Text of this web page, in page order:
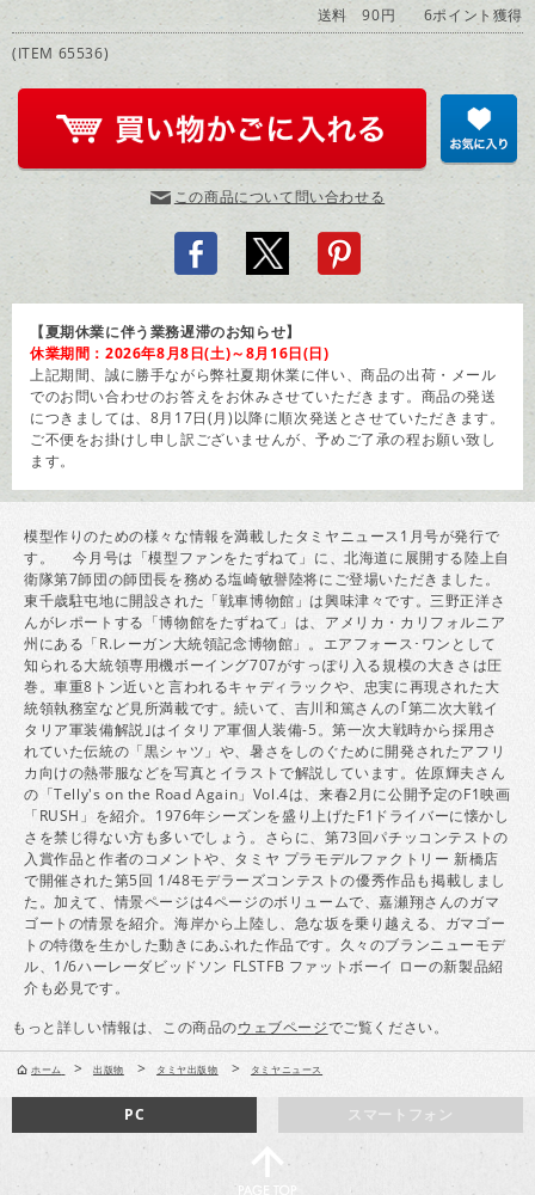
送料 90円
6ポイント獲得
(ITEM 65536)
この商品について問い合わせる
【夏期休業に伴う業務遅滞のお知らせ】
休業期間：2026年8月8日(土)～8月16日(日)
上記期間、誠に勝手ながら弊社夏期休業に伴い、商品の出荷・メール
でのお問い合わせのお答えをお休みさせていただきます。商品の発送
につきましては、8月17日(月)以降に順次発送とさせていただきます。
ご不便をお掛けし申し訳ございませんが、予めご了承の程お願い致し
ます。
模型作りのための様々な情報を満載したタミヤニュース1月号が発行で
す。 今月号は「模型ファンをたずねて」に、北海道に展開する陸上自
衛隊第7師団の師団長を務める塩崎敏譽陸将にご登場いただきました。
東千歳駐屯地に開設された「戦車博物館」は興味津々です。三野正洋さ
んがレポートする「博物館をたずねて」は、アメリカ・カリフォルニア
州にある「R.レーガン大統領記念博物館」。エアフォース･ワンとして
知られる大統領専用機ボーイング707がすっぽり入る規模の大きさは圧
巻。車重8トン近いと言われるキャディラックや、忠実に再現された大
統領執務室など見所満載です。続いて、吉川和篤さんの｢第二次大戦イ
タリア軍装備解説｣はイタリア軍個人装備-5。第一次大戦時から採用さ
れていた伝統の「黒シャツ」や、暑さをしのぐために開発されたアフリ
カ向けの熱帯服などを写真とイラストで解説しています。佐原輝夫さん
の「Telly's on the Road Again」Vol.4は、来春2月に公開予定のF1映画
「RUSH」を紹介。1976年シーズンを盛り上げたF1ドライバーに懐かし
さを禁じ得ない方も多いでしょう。さらに、第73回パチッコンテストの
入賞作品と作者のコメントや、タミヤ プラモデルファクトリー 新橋店
で開催された第5回 1/48モデラーズコンテストの優秀作品も掲載しまし
た。加えて、情景ページは4ページのボリュームで、嘉瀬翔さんのガマ
ゴートの情景を紹介。海岸から上陸し、急な坂を乗り越える、ガマゴー
トの特徴を生かした動きにあふれた作品です。久々のブランニューモデ
ル、1/6ハーレーダビッドソン FLSTFB ファットボーイ ローの新製品紹
介も必見です。
もっと詳しい情報は、この商品のウェブページでご覧ください。
ホーム > 出版物 > タミヤ出版物 > タミヤニュース
スマートフォン
PC